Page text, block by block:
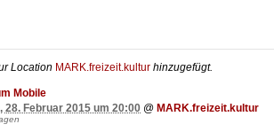
Location MARK.freizeit.kultur hinzugefügt.
Mobile
28. Februar 2015 um 20:00 @ MARK.freizeit.kultur